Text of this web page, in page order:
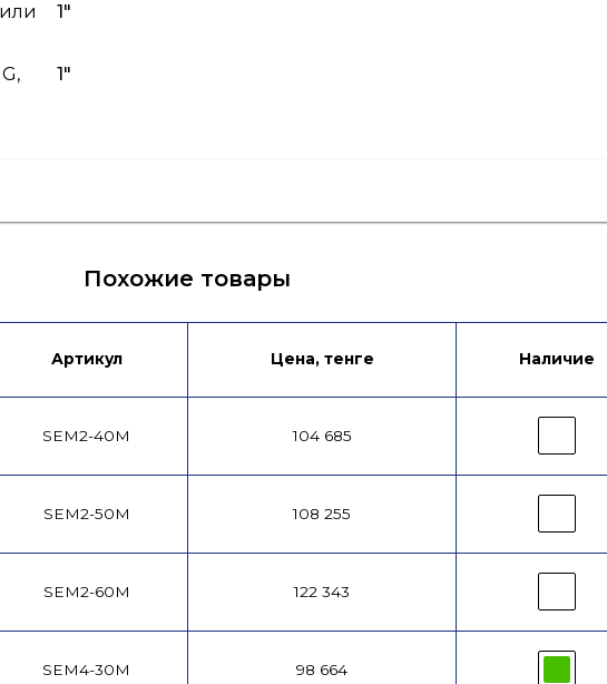
1"
1"
Похожие товары
Артикул Цена, тенге Наличие
SEM2-40M 104 685
SEM2-50M 108 255
SEM2-60M 122 343
SEM4-30M 98 664